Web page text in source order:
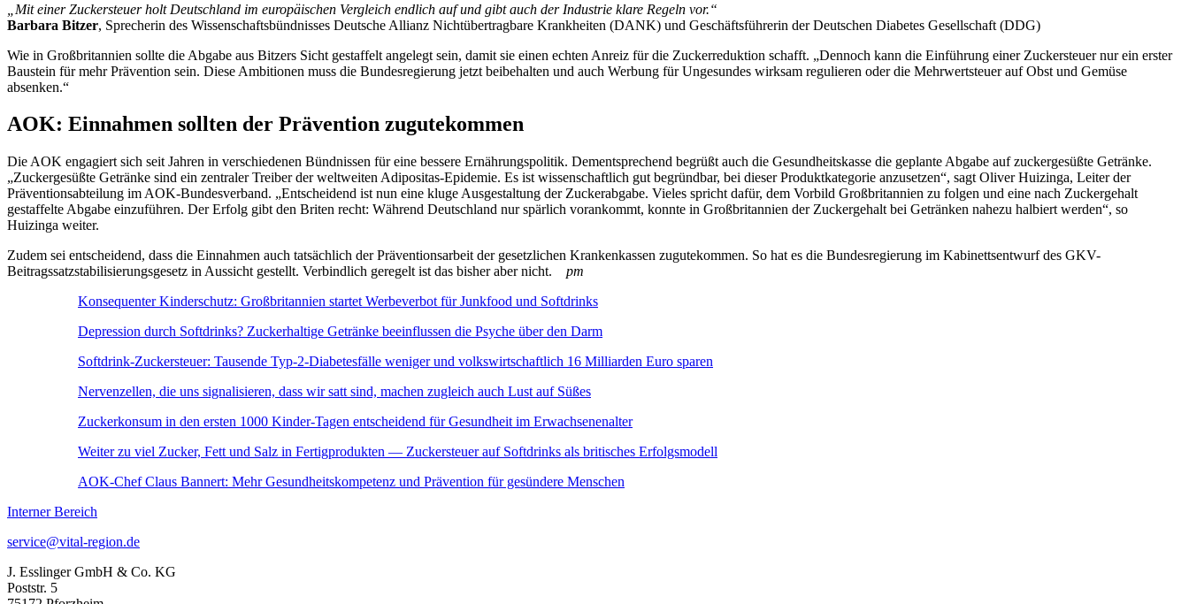
„Mit einer Zuckersteuer holt Deutschland im europäischen Vergleich endlich auf und gibt auch der Industrie klare Regeln vor.“
Barbara Bitzer, Sprecherin des Wissenschaftsbündnisses Deutsche Allianz Nichtübertragbare Krankheiten (DANK) und Geschäftsführerin der Deutschen Diabetes Gesellschaft (DDG)
Wie in Großbritannien sollte die Abgabe aus Bitzers Sicht gestaffelt angelegt sein, damit sie einen echten Anreiz für die Zuckerreduktion schafft. „Dennoch kann die Einführung einer Zuckersteuer nur ein erster
Baustein für mehr Prävention sein. Diese Ambitionen muss die Bundesregierung jetzt beibehalten und auch Werbung für Ungesundes wirksam regulieren oder die Mehrwertsteuer auf Obst und Gemüse
absenken.“
AOK: Einnahmen sollten der Prävention zugutekommen
Die AOK engagiert sich seit Jahren in verschiedenen Bündnissen für eine bessere Ernährungspolitik. Dementsprechend begrüßt auch die Gesundheitskasse die geplante Abgabe auf zuckergesüßte Getränke.
„Zuckergesüßte Getränke sind ein zentraler Treiber der weltweiten Adipositas-Epidemie. Es ist wissenschaftlich gut begründbar, bei dieser Produktkategorie anzusetzen“, sagt Oliver Huizinga, Leiter der
Präventionsabteilung im AOK-Bundesverband. „Entscheidend ist nun eine kluge Ausgestaltung der Zuckerabgabe. Vieles spricht dafür, dem Vorbild Großbritannien zu folgen und eine nach Zuckergehalt
gestaffelte Abgabe einzuführen. Der Erfolg gibt den Briten recht: Während Deutschland nur spärlich vorankommt, konnte in Großbritannien der Zuckergehalt bei Getränken nahezu halbiert werden“, so
Huizinga weiter.
Zudem sei entscheidend, dass die Einnahmen auch tatsächlich der Präventionsarbeit der gesetzlichen Krankenkassen zugutekommen. So hat es die Bundesregierung im Kabinettsentwurf des GKV-
Beitragssatzstabilisierungsgesetz in Aussicht gestellt. Verbindlich geregelt ist das bisher aber nicht. pm
Konsequenter Kinderschutz: Großbritannien startet Werbeverbot für Junkfood und Softdrinks
Depression durch Softdrinks? Zuckerhaltige Getränke beeinflussen die Psyche über den Darm
Softdrink-Zuckersteuer: Tausende Typ-2-Diabetesfälle weniger und volkswirtschaftlich 16 Milliarden Euro sparen
Nervenzellen, die uns signalisieren, dass wir satt sind, machen zugleich auch Lust auf Süßes
Zuckerkonsum in den ersten 1000 Kinder-Tagen entscheidend für Gesundheit im Erwachsenenalter
Weiter zu viel Zucker, Fett und Salz in Fertigprodukten — Zuckersteuer auf Softdrinks als britisches Erfolgsmodell
AOK-Chef Claus Bannert: Mehr Gesundheitskompetenz und Prävention für gesündere Menschen
Interner Bereich
service@vital-region.de
J. Esslinger GmbH & Co. KG
Poststr. 5